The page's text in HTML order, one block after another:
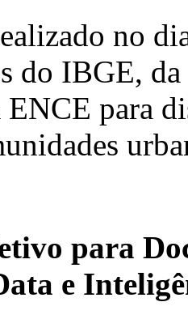
no
do IBGE,
ENCE para
para
e